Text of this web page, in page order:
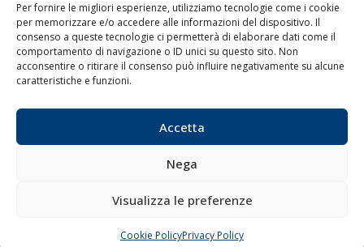
Per fornire le migliori esperienze, utilizziamo tecnologie come i cookie
per memorizzare e/o accedere alle informazioni del dispositivo. Il
consenso a queste tecnologie ci permetterà di elaborare dati come il
comportamento di navigazione o ID unici su questo sito. Non
acconsentire o ritirare il consenso può influire negativamente su alcune
caratteristiche e funzioni.
Accetta
Nega
Visualizza le preferenze
Cookie PolicyPrivacy Policy
LINK
Shipping
Porti/Interporti
Varie
Sostenibilità
Compagnie di Navigazione
Blue economy
CHIAMA SCRIVI